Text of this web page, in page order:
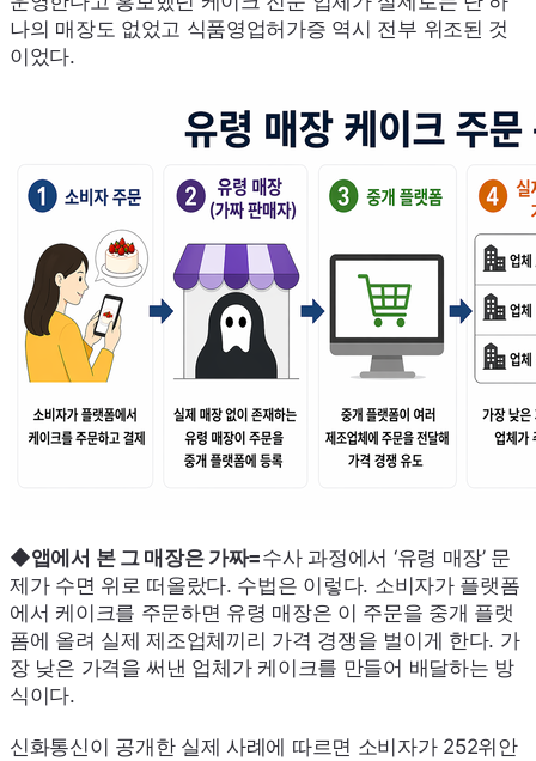
나의 매장도 없었고 식품영업허가증 역시 전부 위조된 것
이었다.
◆앱에서 본 그 매장은 가짜=수사 과정에서 ‘유령 매장’ 문
제가 수면 위로 떠올랐다. 수법은 이렇다. 소비자가 플랫폼
에서 케이크를 주문하면 유령 매장은 이 주문을 중개 플랫
폼에 올려 실제 제조업체끼리 가격 경쟁을 벌이게 한다. 가
장 낮은 가격을 써낸 업체가 케이크를 만들어 배달하는 방
식이다.
신화통신이 공개한 실제 사례에 따르면 소비자가 252위안